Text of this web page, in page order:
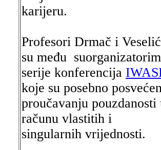
karijeru.
Profesori Drmač i Veselić
su među
serije konferencija
koje su posebno
proučavanju pouzdanosti
računu vlastitih i
singularnih vrijednosti.